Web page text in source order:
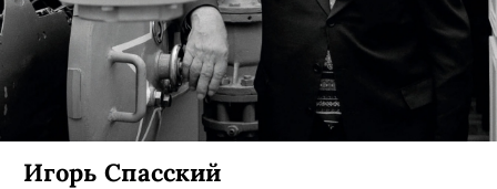
Игорь Спасский